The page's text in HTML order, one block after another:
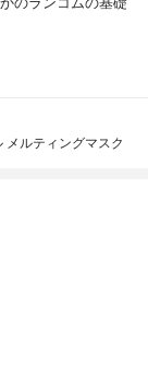
メルティングマスク